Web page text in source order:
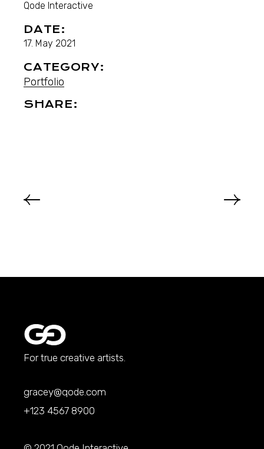
Qode Interactive
DATE:
17. May 2021
CATEGORY:
Portfolio
SHARE:
For true creative artists.
gracey@qode.com
+123 4567 8900